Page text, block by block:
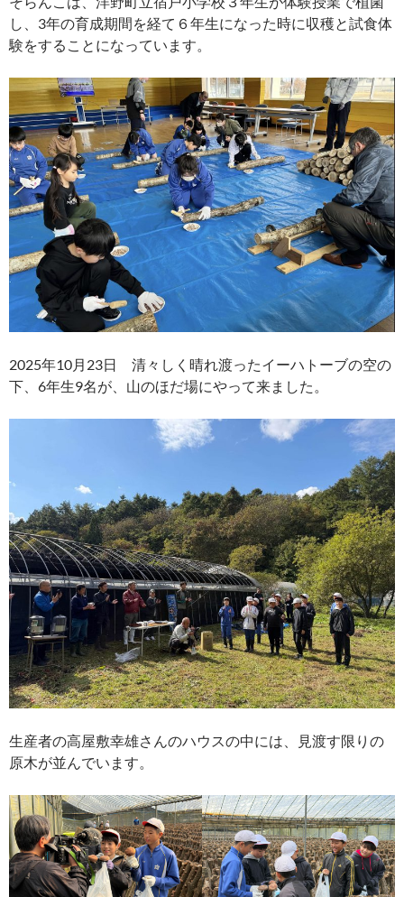
し、3年の育成期間を経て６年生になった時に収穫と試食体
験をすることになっています。
2025年10月23日 清々しく晴れ渡ったイーハトーブの空の
下、6年生9名が、山のほだ場にやって来ました。
生産者の高屋敷幸雄さんのハウスの中には、見渡す限りの
原木が並んでいます。